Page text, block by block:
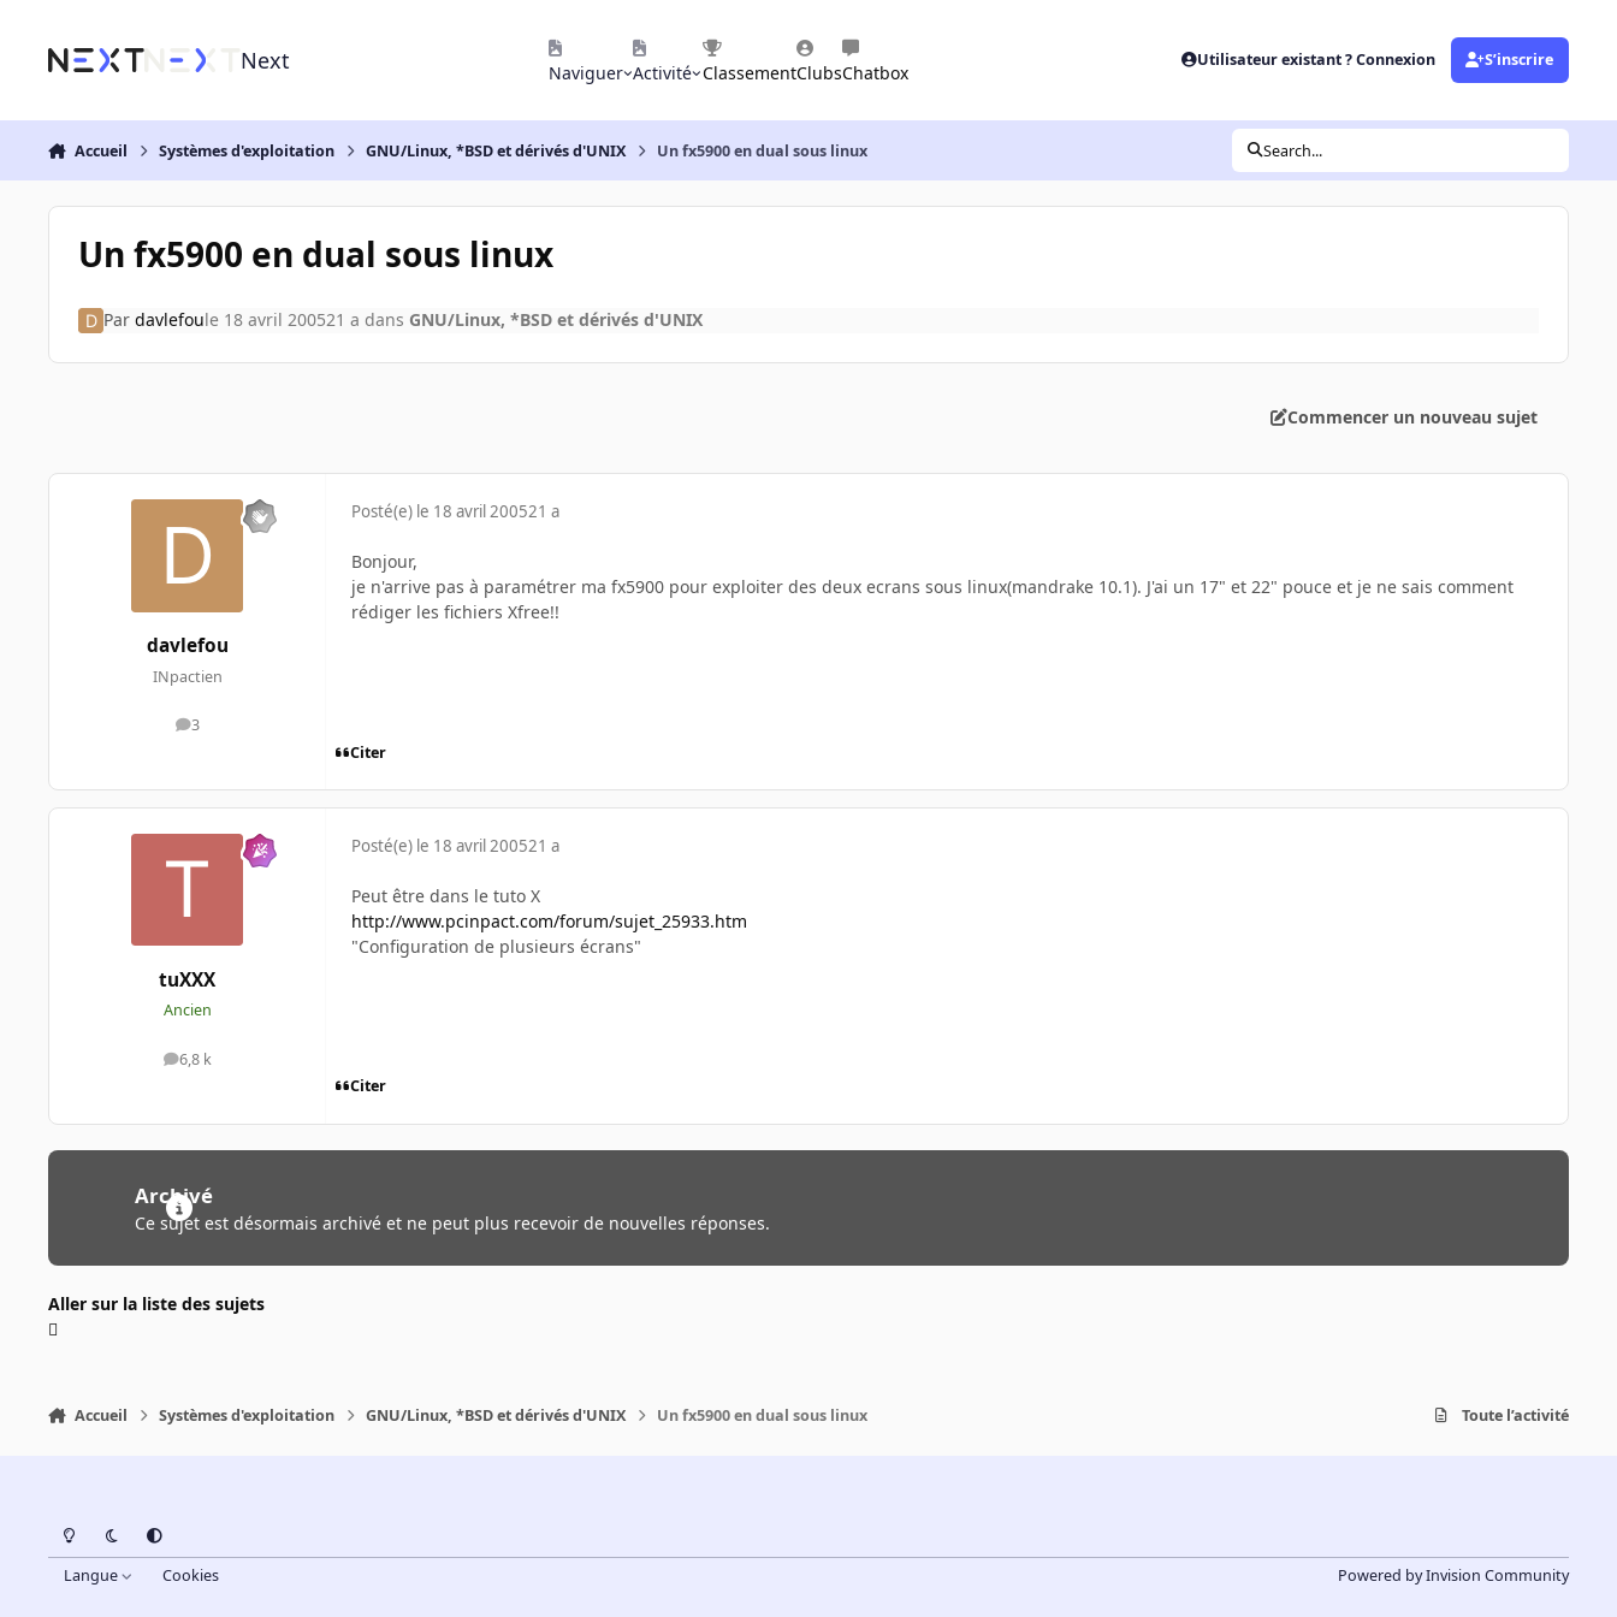
Next Naviguer Activité ClassementClubsChatbox
Utilisateur existant ? Connexion S’inscrire
Accueil Systèmes d'exploitation GNU/Linux, *BSD et dérivés d'UNIX Un fx5900 en dual sous linux Search...
Un fx5900 en dual sous linux
Par davlefoule 18 avril 200521 a dans GNU/Linux, *BSD et dérivés d'UNIX
Commencer un nouveau sujet
davlefou
INpactien
3
messages
Posté(e) le 18 avril 200521 a
Bonjour,
je n'arrive pas à paramétrer ma fx5900 pour exploiter des deux ecrans sous linux(mandrake 10.1). J'ai un 17" et 22" pouce et je ne sais comment
rédiger les fichiers Xfree!!
Citer
tuXXX
Ancien
6,8 k
messages
Posté(e) le 18 avril 200521 a
Peut être dans le tuto X
http://www.pcinpact.com/forum/sujet_25933.htm
"Configuration de plusieurs écrans"
Citer
Archivé
Ce sujet est désormais archivé et ne peut plus recevoir de nouvelles réponses.
Aller sur la liste des sujets
Accueil Systèmes d'exploitation GNU/Linux, *BSD et dérivés d'UNIX Un fx5900 en dual sous linux Toute l’activité
Light ModeDark ModeSystem Preference
Langue Cookies Powered byInvision Community